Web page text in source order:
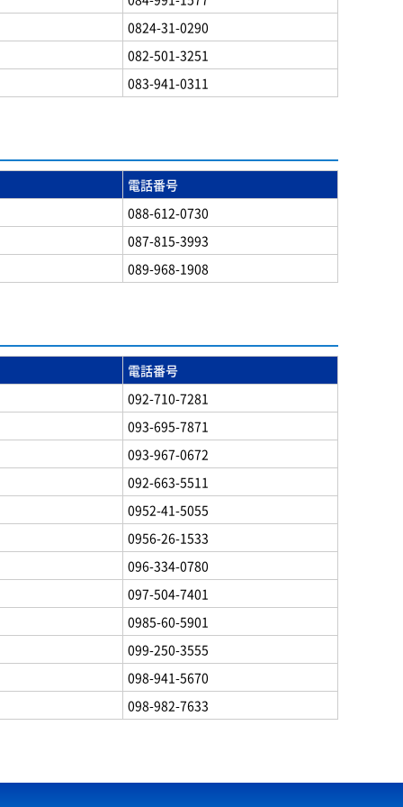
0824-31-0290
082-501-3251
083-941-0311
電話番号
088-612-0730
087-815-3993
089-968-1908
電話番号
092-710-7281
093-695-7871
093-967-0672
092-663-5511
0952-41-5055
0956-26-1533
096-334-0780
097-504-7401
0985-60-5901
099-250-3555
098-941-5670
098-982-7633